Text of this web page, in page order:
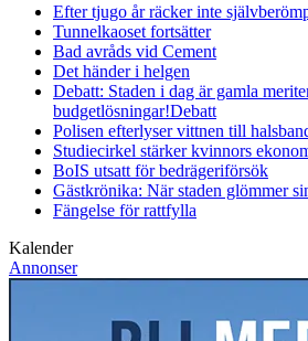
Efter tjugo år räcker inte självberöm
Tunnelkaoset fortsätter
Bad avråds vid Cement
Det händer i helgen
Debatt: Staden i dag är gamla
budgetlösningar!Debatt
Polisen efterlyser vittnen till
Studiecirkel stärker kvinnors
BoIS utsatt för bedrägeriförsök
Gästkrönika: När staden glömmer
Fängelse för rattfylla
Kalender
Annonser